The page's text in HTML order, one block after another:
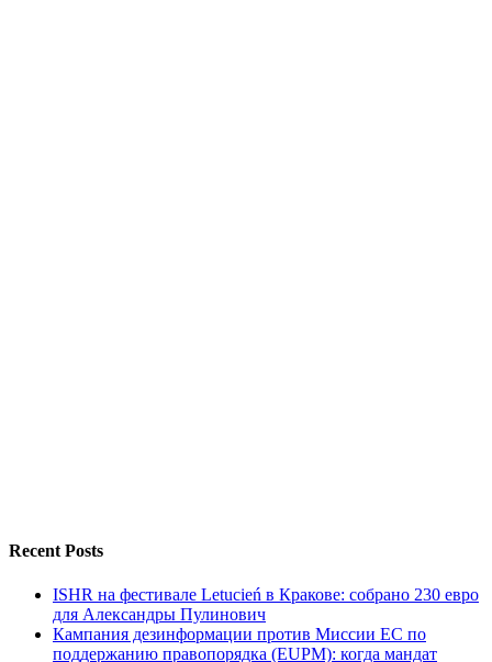
Recent Posts
ISHR на фестивале Letucień в Кракове: собрано 230 евро
для Александры Пулинович
Кампания дезинформации против Миссии ЕС по
поддержанию правопорядка (EUPM): когда мандат